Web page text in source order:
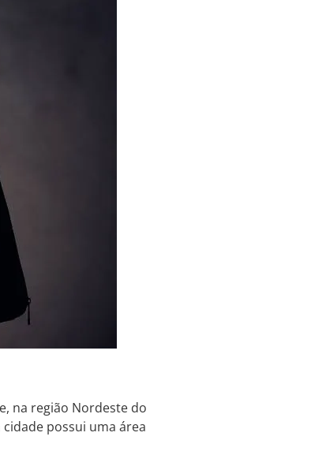
na região Nordeste do
possui uma área